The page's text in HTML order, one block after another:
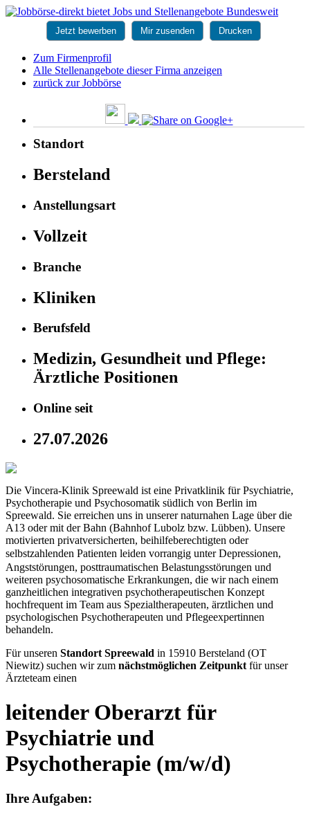
Jetzt bewerben Mir zusenden Drucken
Zum Firmenprofil
Alle Stellenangebote dieser Firma anzeigen
zurück zur Jobbörse
Standort
Bersteland
Anstellungsart
Vollzeit
Branche
Kliniken
Berufsfeld
Medizin, Gesundheit und Pflege:
Ärztliche Positionen
Online seit
27.07.2026
Die Vincera-Klinik Spreewald ist eine Privatklinik für Psychiatrie,
Psychotherapie und Psychosomatik südlich von Berlin im
Spreewald. Sie erreichen uns in unserer naturnahen Lage über die
A13 oder mit der Bahn (Bahnhof Lubolz bzw. Lübben). Unsere
motivierten privatversicherten, beihilfeberechtigten oder
selbstzahlenden ­Patienten leiden vorrangig unter Depressionen,
Angststörungen, posttraumatischen Belastungsstörungen und
weiteren psychosomatische Erkrankungen, die wir nach einem
ganzheitlichen integrativen psychotherapeutischen Konzept
hochfrequent im Team aus Spezialtherapeuten, ärztlichen und
psychologischen Psychotherapeuten und Pflegeexpertinnen
behandeln.
Für unseren Standort Spreewald in 15910 Bersteland (OT
Niewitz) suchen wir zum nächstmöglichen Zeitpunkt für unser
Ärzteteam einen
leitender Oberarzt für
Psychiatrie und
Psychotherapie (m/w/d)
Ihre Aufgaben: